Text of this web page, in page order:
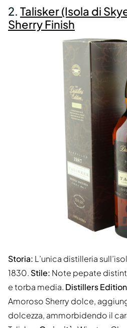
2. Talisker (Isola di
Sherry Finish
Storia: L’unica distilleria
1830. Stile: Note pepate
e torba media. Distillers
Amoroso Sherry dolce,
dolcezza, ammorbidendo il